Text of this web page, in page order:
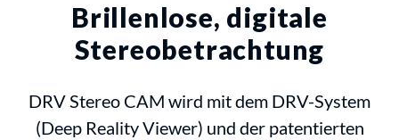
Brillenlose, digitale
Stereobetrachtung
DRV Stereo CAM wird mit dem DRV-System
(Deep Reality Viewer) und der patentierten